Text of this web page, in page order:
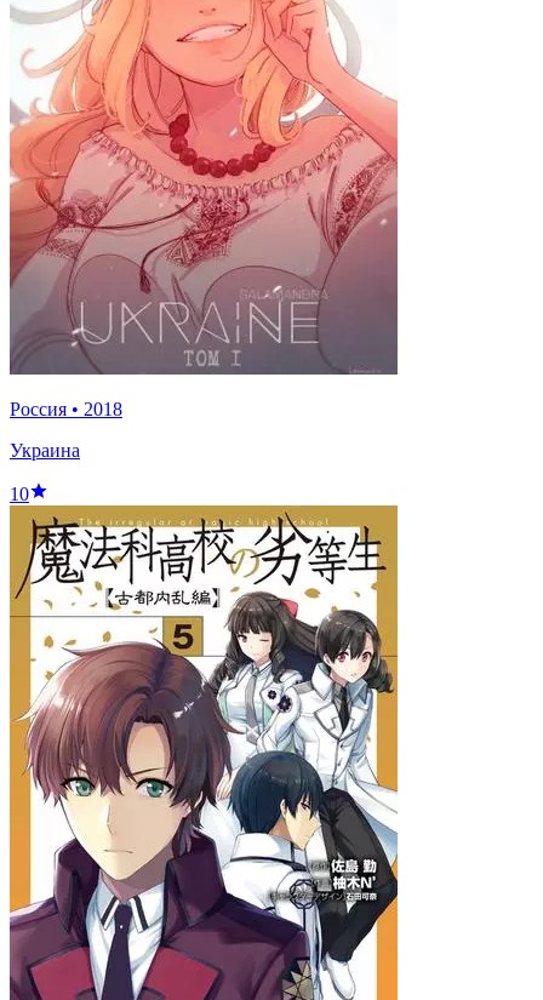
Россия • 2018
Украина
10